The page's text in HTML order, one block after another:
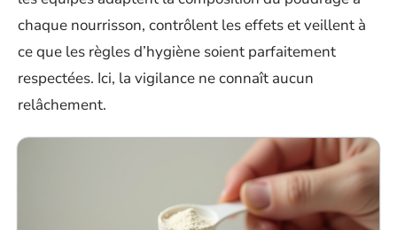
chaque nourrisson, contrôlent les effets et veillent à
ce que les règles d’hygiène soient parfaitement
respectées. Ici, la vigilance ne connaît aucun
relâchement.